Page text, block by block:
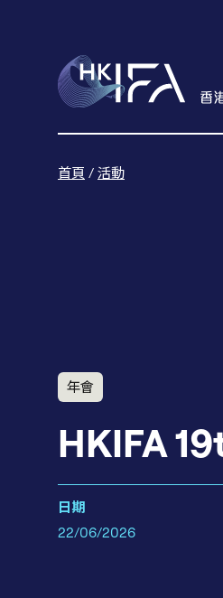
首頁 / 活動
年會
HKIFA
日期
22/06/2026